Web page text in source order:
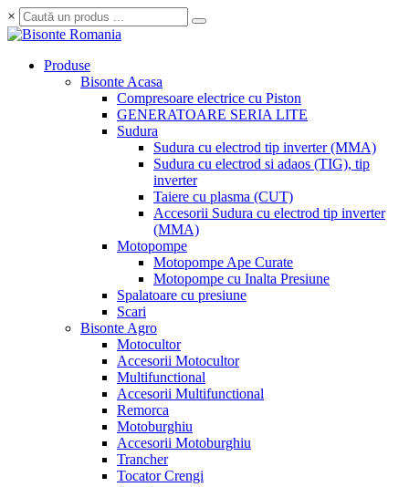
×
Produse
Bisonte Acasa
Compresoare electrice cu Piston
GENERATOARE SERIA LITE
Sudura
Sudura cu electrod tip inverter (MMA)
Sudura cu electrod si adaos (TIG), tip
inverter
Taiere cu plasma (CUT)
Accesorii Sudura cu electrod tip inverter
(MMA)
Motopompe
Motopompe Ape Curate
Motopompe cu Inalta Presiune
Spalatoare cu presiune
Scari
Bisonte Agro
Motocultor
Accesorii Motocultor
Multifunctional
Accesorii Multifunctional
Remorca
Motoburghiu
Accesorii Motoburghiu
Trancher
Tocator Crengi